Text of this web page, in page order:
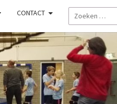
CONTACT
ZOEKEN
NAAR: